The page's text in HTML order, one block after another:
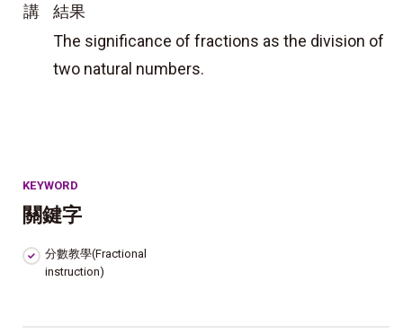
講
結果
The significance of fractions as the division of
two natural numbers.
KEYWORD
關鍵字
分數教學(Fractional
instruction)